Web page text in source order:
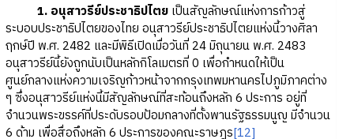
1. อนุสาวรีย์ประชาธิปไตยเป็นสัญลักษณ์แห่งการก้าวสู่
ระบอบประชาธิปไตยของไทย อนุสาวรีย์ประชาธิปไตยแห่งนี้วางศิลา
ฤกษ์ปี พ.ศ. 2482 และมีพิธีเปิดเมื่อวันที่ 24 มิถุนายน พ.ศ. 2483
อนุสาวรีย์นี้ยังถูกนับเป็นหลักกิโลเมตรที่ 0 เพื่อกำหนดให้เป็น
ศูนย์กลางแห่งความเจริญก้าวหน้าจากกรุงเทพมหานครไปภูมิภาคต่าง
ๆ ซึ่งอนุสาวรีย์แห่งนี้มีสัญลักษณ์ที่สะท้อนถึงหลัก 6 ประการ อยู่ที่
จำนวนพระขรรค์ที่ประดับรอบป้อมกลางที่ตั้งพานรัฐธรรมนูญ มีจำนวน
6 ด้าม เพื่อสื่อถึงหลัก 6 ประการของคณะราษฎร[12]